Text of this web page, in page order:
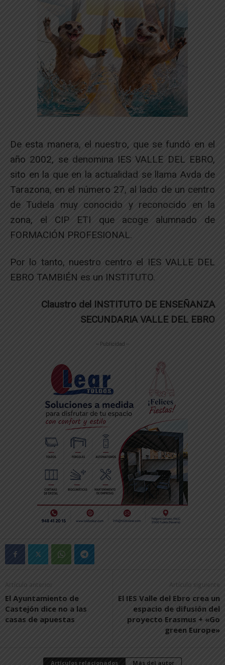
De esta manera, el nuestro, que se fundó en el
año 2002, se denomina IES VALLE DEL EBRO,
sito en la que en la actualidad se llama Avda de
Tarazona, en el número 27, al lado de un centro
de Tudela muy conocido y reconocido en la
zona, el CIP ETI que acoge alumnado de
FORMACIÓN PROFESIONAL.
Por lo tanto, nuestro centro el IES VALLE DEL
EBRO TAMBIÉN es un INSTITUTO.
Claustro del INSTITUTO DE ENSEÑANZA
SECUNDARIA VALLE DEL EBRO
-- Publicidad --
Artículo anterior
El Ayuntamiento de
Castejón dice no a las
casas de apuestas
Artículo siguiente
El IES Valle del Ebro crea un
espacio de difusión del
proyecto Erasmus + «Go
green Europe»
Artículos relacionados Más del autor